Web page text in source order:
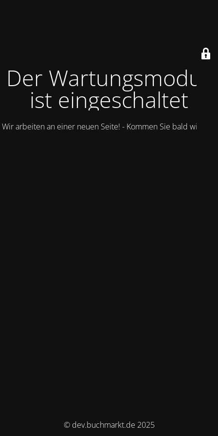
Der Wartungsmodus
ist eingeschaltet
Wir arbeiten an einer neuen Seite! - Kommen Sie bald wieder.
© dev.buchmarkt.de 2025